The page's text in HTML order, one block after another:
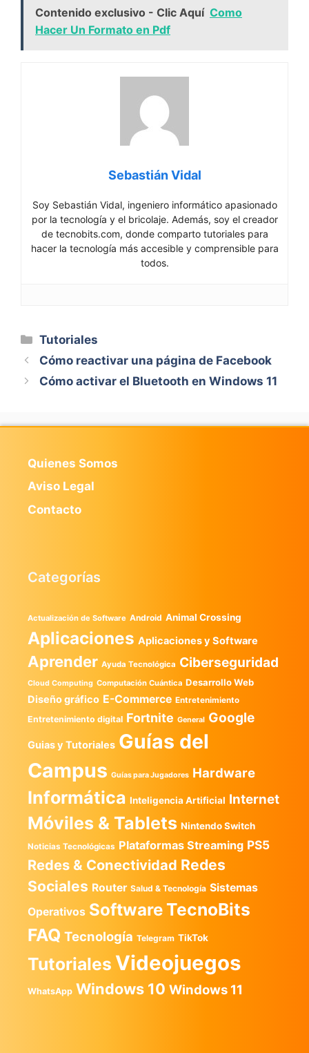
Contenido exclusivo - Clic Aquí Como
Hacer Un Formato en Pdf
Sebastián Vidal
Soy Sebastián Vidal, ingeniero informático apasionado
por la tecnología y el bricolaje. Además, soy el creador
de tecnobits.com, donde comparto tutoriales para
hacer la tecnología más accesible y comprensible para
todos.
Categorías
Tutoriales
Cómo reactivar una página de Facebook
Cómo activar el Bluetooth en Windows 11
Quienes Somos
Aviso Legal
Contacto
Categorías
Actualización de Software Android Animal Crossing
Aplicaciones Aplicaciones y Software
Aprender Ayuda Tecnológica Ciberseguridad
Cloud Computing Computación Cuántica Desarrollo Web
Diseño gráfico E-Commerce Entretenimiento
Entretenimiento digital Fortnite General Google
Guias y Tutoriales Guías del
Campus Guías para Jugadores Hardware
Informática Inteligencia Artificial Internet
Móviles & Tablets Nintendo Switch
Noticias Tecnológicas Plataformas Streaming PS5
Redes & Conectividad Redes
Sociales Router Salud & Tecnología Sistemas
Operativos SoftwareTecnoBits
FAQ Tecnología Telegram TikTok
Tutoriales Videojuegos
WhatsApp Windows 10 Windows 11